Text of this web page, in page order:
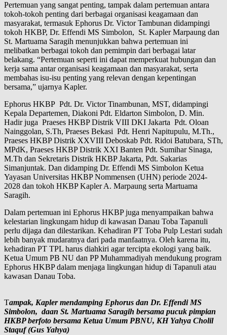
Pertemuan yang sangat penting, tampak dalam pertemuan antara
tokoh-tokoh penting dari berbagai organisasi keagamaan dan
masyarakat, termasuk Ephorus Dr. Victor Tambunan didampingi
tokoh HKBP, Dr. Effendi MS Simbolon, St. Kapler Marpaung dan
St. Martuama Saragih menunjukkan bahwa pertemuan ini
melibatkan berbagai tokoh dan pemimpin dari berbagai latar
belakang. “Pertemuan seperti ini dapat memperkuat hubungan dan
kerja sama antar organisasi keagamaan dan masyarakat, serta
membahas isu-isu penting yang relevan dengan kepentingan
bersama,” ujarnya Kapler.
Ephorus HKBP Pdt. Dr. Victor Tinambunan, MST, didampingi
Kepala Departemen, Diakoni Pdt. Eldarton Simbolon, D. Min.
Hadir juga Praeses HKBP Distrik VIII DKI Jakarta Pdt. Oloan
Nainggolan, S.Th, Praeses Bekasi Pdt. Henri Napitupulu, M.Th.,
Praeses HKBP Distrik XXVIII Deboskab Pdt. Ridoi Batubara, STh,
MPdK, Praeses HKBP Distrik XXI Banten Pdt. Sumihar Sinaga,
M.Th dan Sekretaris Distrik HKBP Jakarta, Pdt. Sakarias
Simanjuntak. Dan didamping Dr. Effendi MS Simbolon Ketua
Yayasan Universitas HKBP Nommensen (UHN) periode 2024-
2028 dan tokoh HKBP Kapler A. Marpaung serta Martuama
Saragih.
Dalam pertemuan ini Ephorus HKBP juga menyampaikan bahwa
kelestarian lingkungam hidup di kawasan Danau Toba Tapanuli
perlu dijaga dan dilestarikan. Kehadiran PT Toba Pulp Lestari sudah
lebih banyak mudaratnya dari pada manfaatnya. Oleh karena itu,
kehadiran PT TPL harus diahkiri agar tercipta ekologi yang baik.
Ketua Umum PB NU dan PP Muhammadiyah mendukung program
Ephorus HKBP dalam menjaga lingkungan hidup di Tapanuli atau
kawasan Danau Toba.
Tampak, Kapler mendamping Ephorus dan Dr. Effendi MS
Simbolon, daan St. Martuama Saragih bersama pucuk pimpian
HKBP berfoto bersama Ketua Umum PBNU, KH Yahya Cholil
Staquf (Gus Yahya)